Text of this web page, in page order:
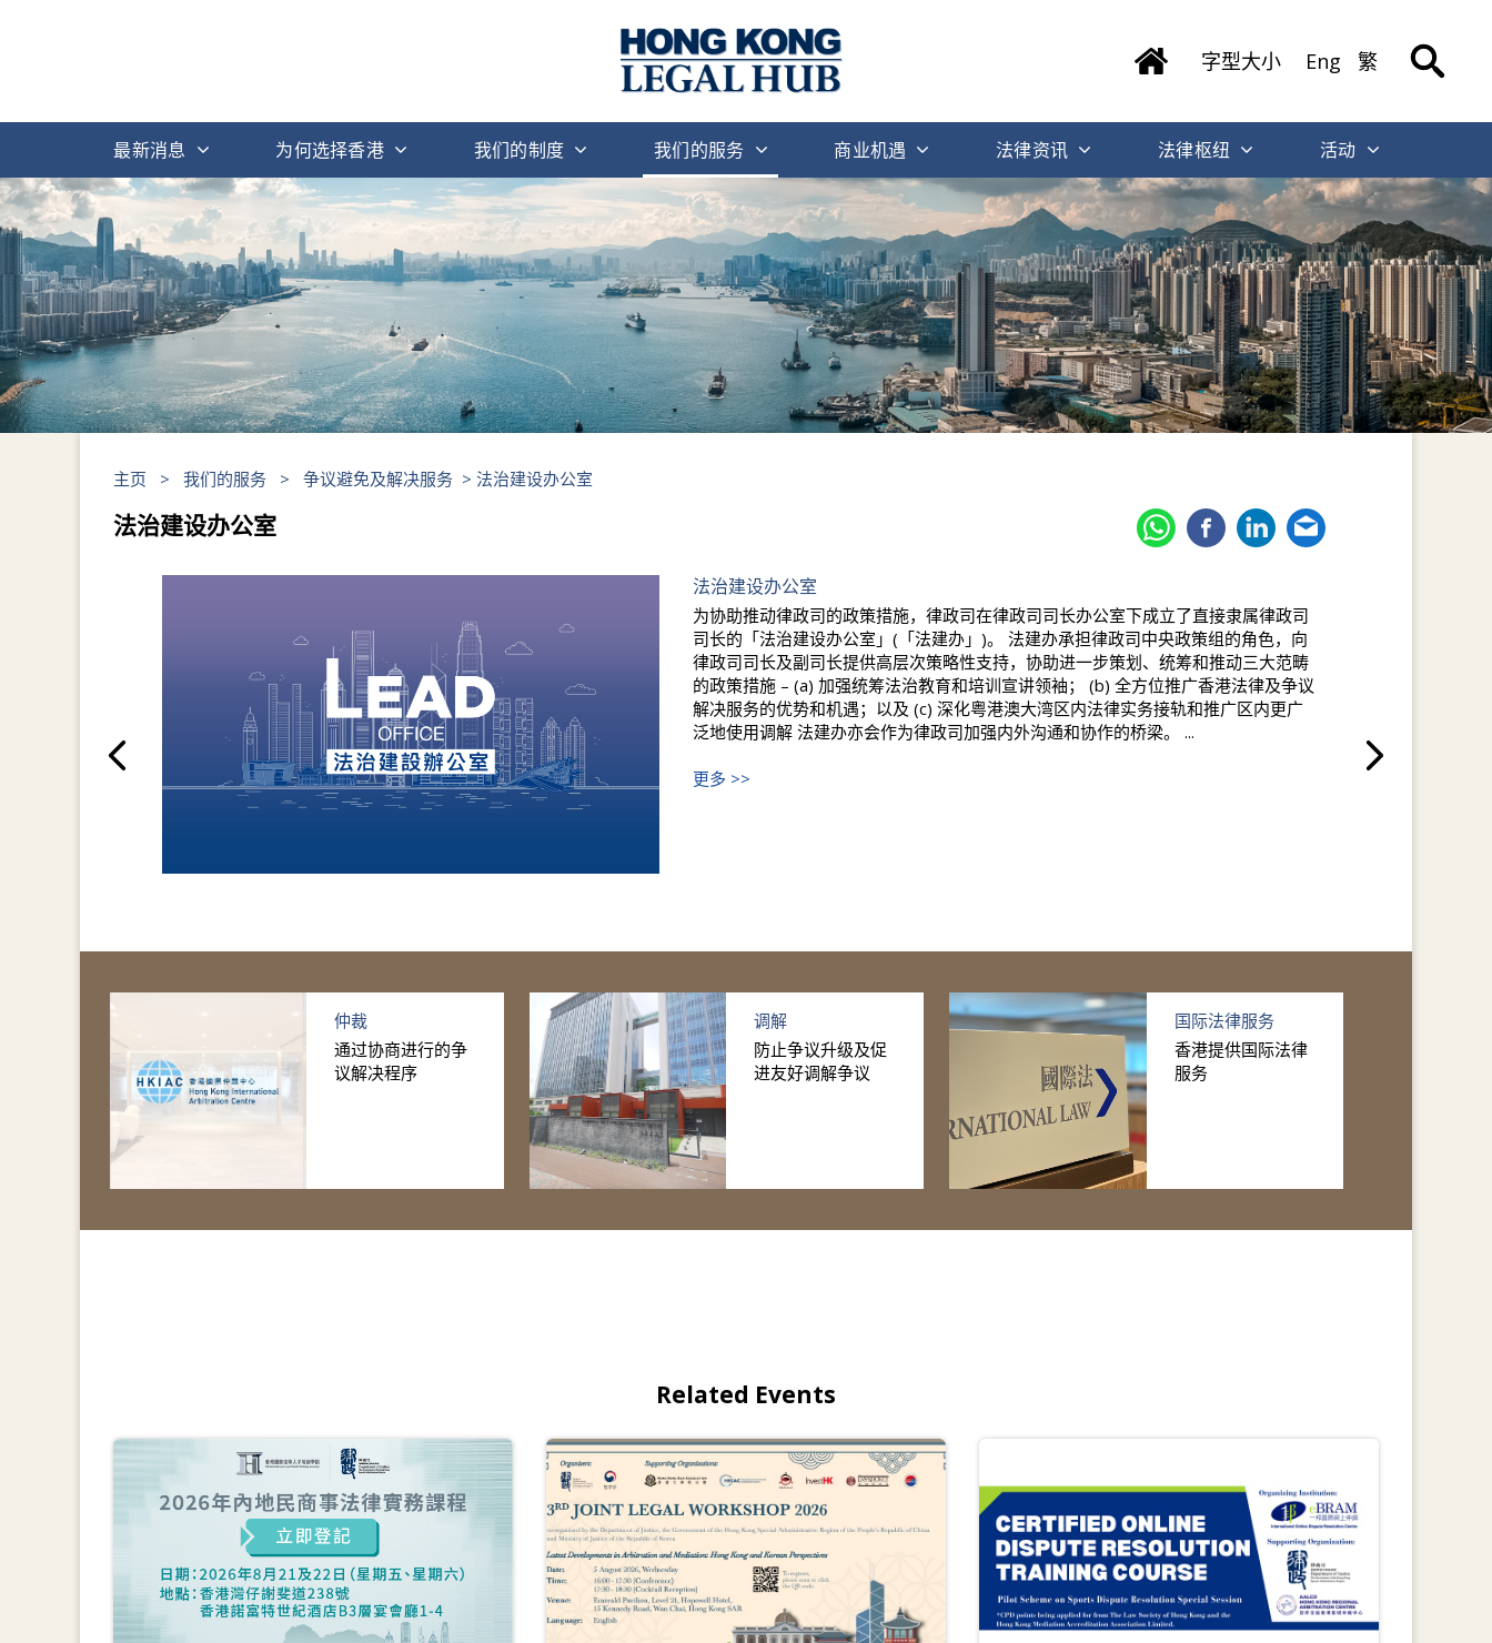
字型大小 Eng 繁
最新消息 为何选择香港 我们的制度 我们的服务 商业机遇 法律资讯 法律枢纽 活动
主页 > 我们的服务 > 争议避免及解决服务 > 法治建设办公室
法治建设办公室
法治建设办公室
为协助推动律政司的政策措施，律政司在律政司司长办公室下成立了直接隶属律政司
司长的「法治建设办公室」(「法建办」)。 法建办承担律政司中央政策组的角色，向
律政司司长及副司长提供高层次策略性支持，协助进一步策划、统筹和推动三大范畴
的政策措施 – (a) 加强统筹法治教育和培训宣讲领袖； (b) 全方位推广香港法律及争议
解决服务的优势和机遇；以及 (c) 深化粤港澳大湾区内法律实务接轨和推广区内更广
泛地使用调解 法建办亦会作为律政司加强内外沟通和协作的桥梁。 ...
更多 >>
仲裁
通过协商进行的争
议解决程序
调解
防止争议升级及促
进友好调解争议
国际法律服务
香港提供国际法律
服务
Related Events